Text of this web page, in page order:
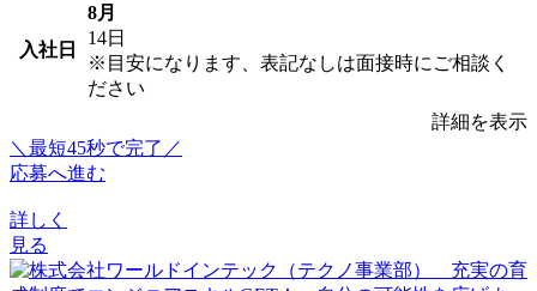
入社日
8月
14日
※目安になります、表記なしは面接時にご相談く
ださい
詳細を表示
＼最短45秒で完了／
応募へ進む
詳しく
見る